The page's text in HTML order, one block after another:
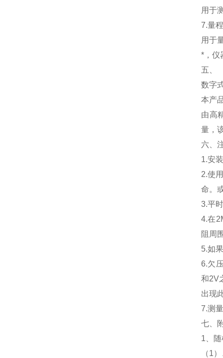
用于
7.量
用于
*，仪
五、
数字
本产
由高
量，
六、
1.安
2.使
命。
3.平
4.在
阻周
5.如
6.欠
和2V
出现
7.测
七、
1、
（1